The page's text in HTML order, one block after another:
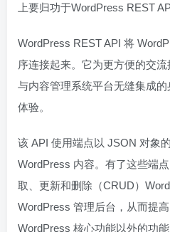
上要归功于WordPress REST
WordPress REST API 将
序连接起来。它为更方便的交
与内容管理系统平台无缝集成
体验。
该 API 使用端点以 JSON 对象
WordPress 内容。有了这些端
取、更新和删除（CRUD）
WordPress 管理后台，从而提
WordPress 核心功能以外的功能